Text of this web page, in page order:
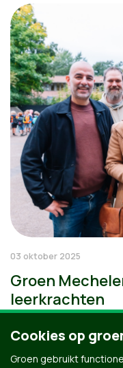
03 oktober 2025
Groen
leerkrachten
Cookies op
Groen gebruikt